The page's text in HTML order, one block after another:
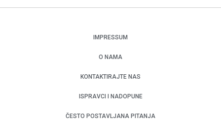
IMPRESSUM
O NAMA
KONTAKTIRAJTE NAS
ISPRAVCI I NADOPUNE
ČESTO POSTAVLJANA PITANJA